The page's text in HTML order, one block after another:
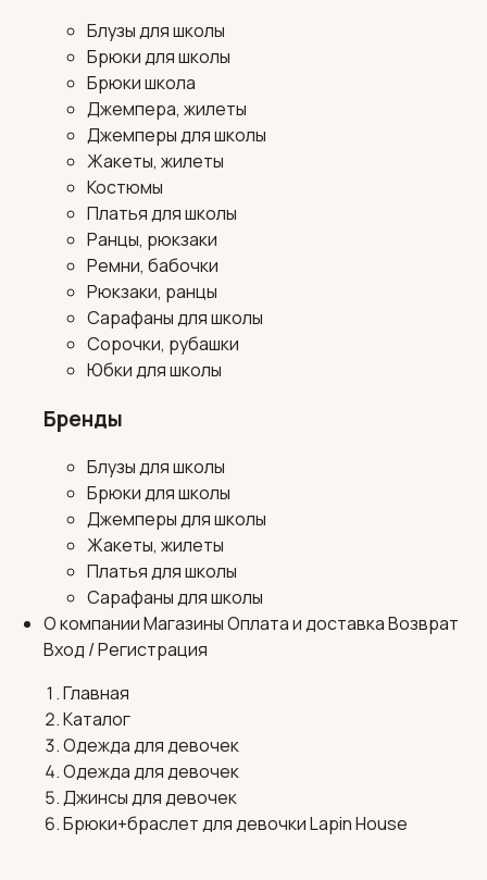
Блузы для школы
Брюки для школы
Брюки школа
Джемпера, жилеты
Джемперы для школы
Жакеты, жилеты
Костюмы
Платья для школы
Ранцы, рюкзаки
Ремни, бабочки
Рюкзаки, ранцы
Сарафаны для школы
Сорочки, рубашки
Юбки для школы
Бренды
Блузы для школы
Брюки для школы
Джемперы для школы
Жакеты, жилеты
Платья для школы
Сарафаны для школы
О компанииМагазиныОплата и доставкаВозврат
Вход / Регистрация
Главная
Каталог
Одежда для девочек
Одежда для девочек
Джинсы для девочек
Брюки+браслет для девочки Lapin House